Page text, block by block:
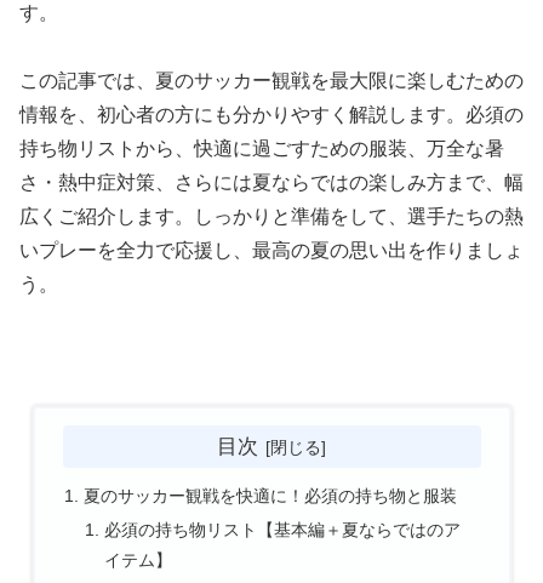
す。
この記事では、夏のサッカー観戦を最大限に楽しむための
情報を、初心者の方にも分かりやすく解説します。必須の
持ち物リストから、快適に過ごすための服装、万全な暑
さ・熱中症対策、さらには夏ならではの楽しみ方まで、幅
広くご紹介します。しっかりと準備をして、選手たちの熱
いプレーを全力で応援し、最高の夏の思い出を作りましょ
う。
目次
夏のサッカー観戦を快適に！必須の持ち物と服装
必須の持ち物リスト【基本編＋夏ならではのア
イテム】